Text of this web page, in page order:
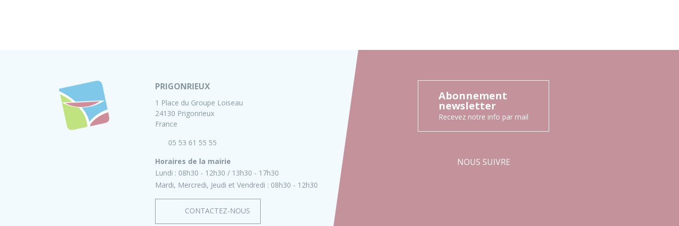
PRIGONRIEUX
1 Place du Groupe Loiseau
24130 Prigonrieux
France
05 53 61 55 55
Horaires de la mairie
Lundi : 08h30 - 12h30
13h30 - 17h30
Mardi, Mercredi, Jeudi et Vendredi : 08h30 - 12h30
CONTACTEZ-NOUS
Abonnement
newsletter
Recevez notre info par mail
NOUS SUIVRE